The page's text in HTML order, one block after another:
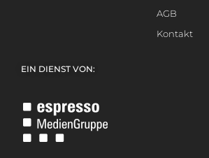
AGB
Kontakt
EIN DIENST VON: